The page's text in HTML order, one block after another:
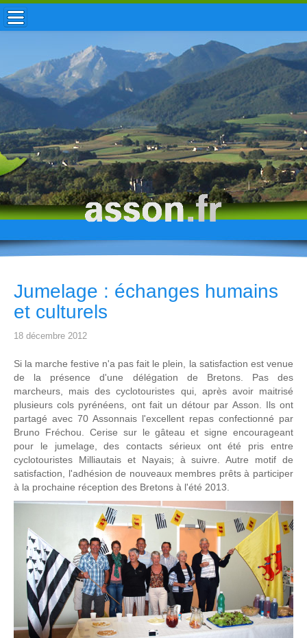
ACCUEIL / INFOS
MUNICIPALITÉ
VIE LOCALE
ENFANCE
TOURISME
HISTOIRE
Jumelage : échanges humains
et culturels
18 décembre 2012
Si la marche festive n'a pas fait le plein, la satisfaction est venue
de la présence d'une délégation de Bretons. Pas des
marcheurs, mais des cyclotouristes qui, après avoir maitrisé
plusieurs cols pyrénéens, ont fait un détour par Asson. Ils ont
partagé avec 70 Assonnais l'excellent repas confectionné par
Bruno Fréchou. Cerise sur le gâteau et signe encourageant
pour le jumelage, des contacts sérieux ont été pris entre
cyclotouristes Milliautais et Nayais; à suivre. Autre motif de
satisfaction, l'adhésion de nouveaux membres prêts à participer
à la prochaine réception des Bretons à l'été 2013.